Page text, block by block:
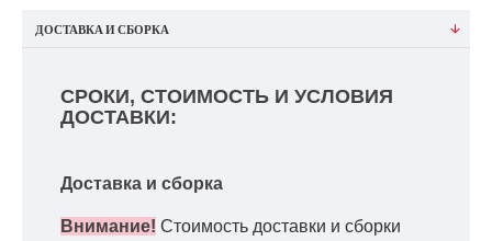
ДОСТАВКА И СБОРКА
СРОКИ, СТОИМОСТЬ И УСЛОВИЯ
ДОСТАВКИ:
Доставка и сборка
Внимание! Стоимость доставки и сборки